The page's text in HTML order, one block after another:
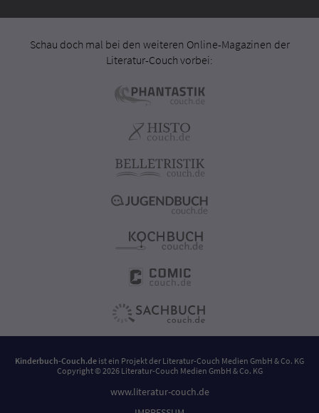
Schau doch mal bei den weiteren Online-Magazinen der
Literatur-Couch vorbei:
Kinderbuch-Couch.de ist ein Projekt der Literatur-Couch Medien GmbH & Co. KG
Copyright © 2026 Literatur-Couch Medien GmbH & Co. KG
www.literatur-couch.de